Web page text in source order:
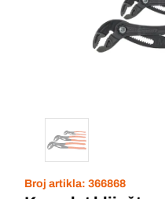
Broj artikla: 366868